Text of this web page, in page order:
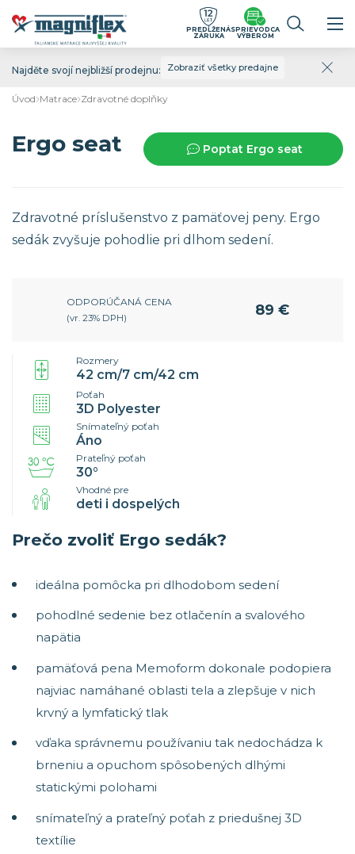
Najděte svojí nejbližší prodejnu: Zobraziť všetky predajne
PREDĹŽENÁ
ZÁRUKA
SPRIEVODCA
VÝBEROM
Úvod Matrace Zdravotné doplňky
Ergo seat Poptat Ergo seat
Zdravotné príslušenstvo z pamäťovej peny. Ergo
sedák zvyšuje pohodlie pri dlhom sedení.
Prečo zvoliť Ergo sedák?
ideálna pomôcka pri dlhodobom sedení
pohodlné sedenie bez otlačenín a svalového
napätia
pamäťová pena Memoform dokonale podopiera
najviac namáhané oblasti tela a zlepšuje v nich
krvný a lymfatický tlak
vďaka správnemu používaniu tak nedochádza k
brneniu a opuchom spôsobených dlhými
statickými polohami
snímateľný a prateľný poťah z priedušnej 3D
textílie
ODPORÚČANÁ CENA
(vr. 23% DPH) 89 €
Rozmery
42 cm/7 cm/42 cm
Poťah
3D Polyester
Snímateľný poťah
Áno
Prateľný poťah
30°
Vhodné pre
deti i dospelých